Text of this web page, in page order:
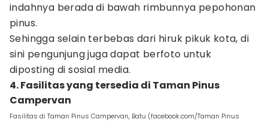
indahnya berada di bawah rimbunnya pepohonan
pinus.
Sehingga selain terbebas dari hiruk pikuk kota, di
sini pengunjung juga dapat berfoto untuk
diposting di sosial media.
4. Fasilitas yang tersedia di Taman Pinus
Campervan
Fasilitas di Taman Pinus Campervan, Batu (facebook.com/Taman Pinus